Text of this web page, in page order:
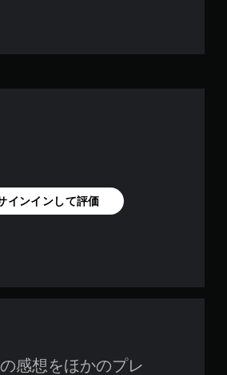
インインして評価
感想をほかのプレ